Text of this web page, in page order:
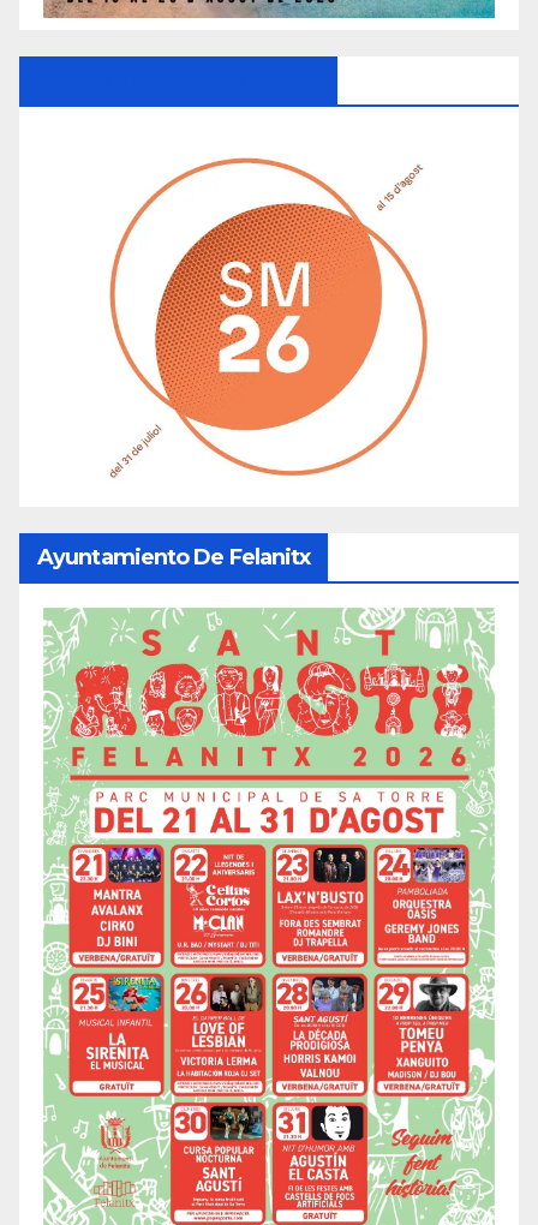
Ayuntamiento De Felanitx